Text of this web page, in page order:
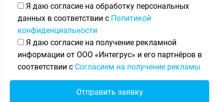
Я даю согласие на обработку персональных
данных в соответствии с Политикой
конфиденциальности
Я даю согласие на получение рекламной
информации от ООО «Интегрус» и его партнёров в
соответствии с Согласием на получение рекламы